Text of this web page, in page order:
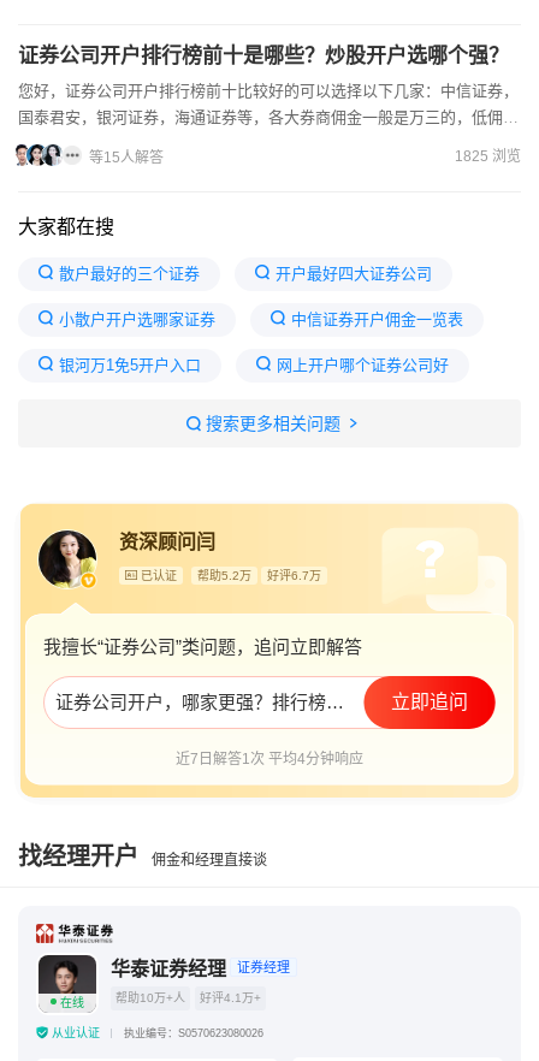
证券公司开户排行榜前十是哪些？炒股开户选哪个强？
您好，证券公司开户排行榜前十比较好的可以选择以下几家：中信证券，
国泰君安，银河证券，海通证券等，各大券商佣金一般是万三的，低佣金
开户找客户经理办理的，直接在线上开户更方便快捷，完成开户...
等15人解答 1825 浏览
大家都在搜
散户最好的三个证券 开户最好四大证券公司
小散户开户选哪家证券 中信证券开户佣金一览表
银河万1免5开户入口 网上开户哪个证券公司好
十大证券公司佣金最低
搜索更多相关问题
资深顾问闫
已认证 帮助5.2万 好评6.7万
我擅长“证券公司”类问题，追问立即解答
证券公司开户，哪家更强？排行榜前十及推荐！ 立即追问
近7日解答1次 平均4分钟响应
找经理开户 佣金和经理直接谈
在线
华泰证券经理 证券经理
帮助10万+人 好评4.1万+
从业认证 执业编号：S0570623080026